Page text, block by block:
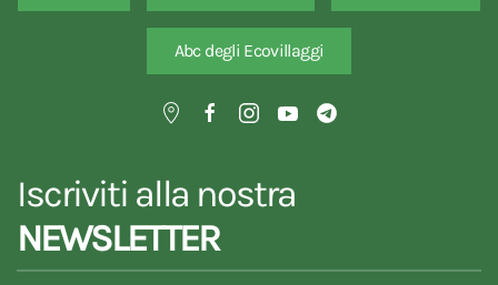
Abc degli Ecovillaggi
Iscriviti alla nostra
NEWSLETTER